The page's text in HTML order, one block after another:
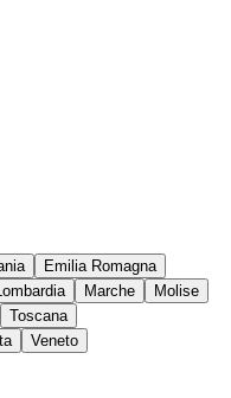
Emilia Romagna
Marche
Molise
Toscana
Veneto